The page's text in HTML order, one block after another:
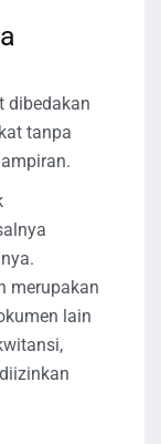
dibedakan
tanpa
merupakan
lain